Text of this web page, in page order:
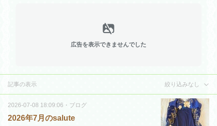
広告を表示できませんでした
記事の表示 絞り込みなし
2026-07-08 18:09:06 ・ ブログ
2026年7月のsalute